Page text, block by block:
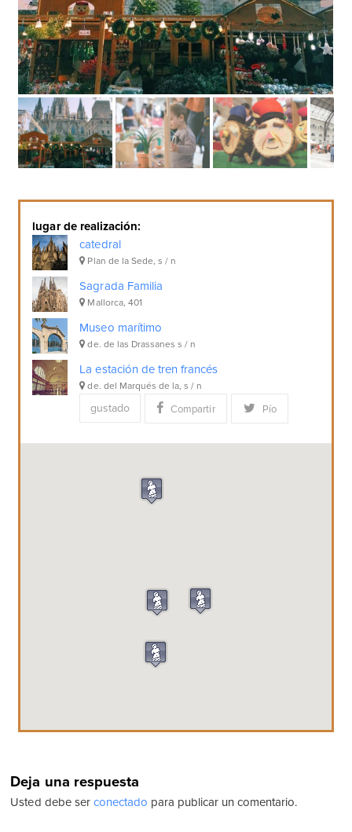
lugar de realización:
catedral
Plan de la Sede, s / n
Sagrada Familia
Mallorca, 401
Museo marítimo
de. de las Drassanes s / n
La estación de tren francés
de. del Marqués de la, s / n
gustado Compartir Pío
Deja una respuesta
Usted debe ser conectado para publicar un comentario.